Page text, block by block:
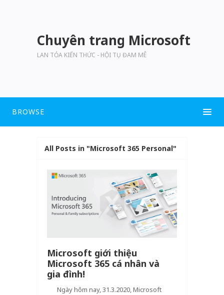
Chuyên trang Microsoft
LAN TỎA KIẾN THỨC - HỘI TỤ ĐAM MÊ
BROWSE
All Posts in "Microsoft 365 Personal"
Microsoft giới thiệu
Microsoft 365 cá nhân và
gia đình!
Ngày hôm nay, 31.3.2020, Microsoft